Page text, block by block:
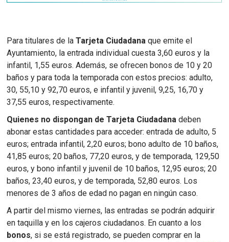
Para titulares de laTarjeta Ciudadana que emite el
Ayuntamiento, la entrada individual cuesta 3,60 euros y la
infantil, 1,55 euros. Además, se ofrecen bonos de 10 y 20
baños y para toda la temporada con estos precios: adulto,
30, 55,10 y 92,70 euros, e infantil y juvenil, 9,25, 16,70 y
37,55 euros, respectivamente.
Quienes no dispongan de Tarjeta Ciudadanadeben
abonar estas cantidades para acceder: entrada de adulto, 5
euros; entrada infantil, 2,20 euros; bono adulto de 10 baños,
41,85 euros; 20 baños, 77,20 euros, y de temporada, 129,50
euros, y bono infantil y juvenil de 10 baños, 12,95 euros; 20
baños, 23,40 euros, y de temporada, 52,80 euros. Los
menores de 3 años de edad no pagan en ningún caso.
A partir del mismo viernes, las entradas se podrán adquirir
en taquilla y en los cajeros ciudadanos. En cuanto a los
bonos, si se está registrado, se pueden comprar en la